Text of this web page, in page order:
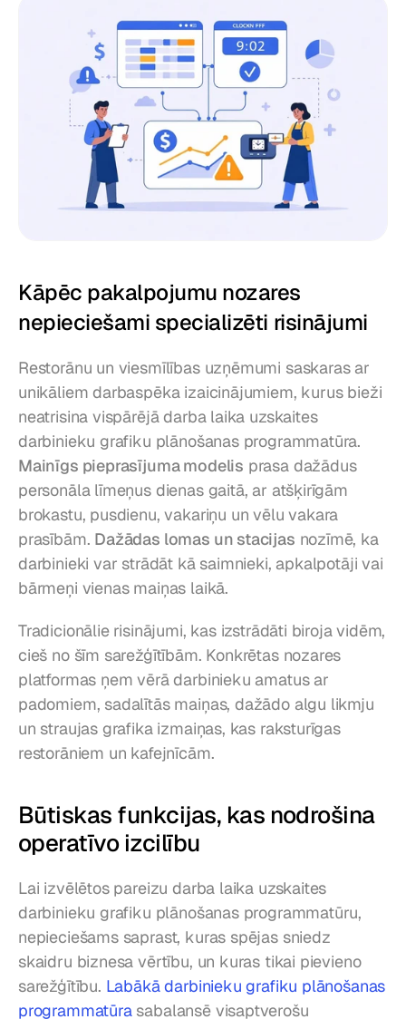
Kāpēc pakalpojumu nozares
nepieciešami specializēti risinājumi
Restorānu un viesmīlības uzņēmumi saskaras ar
unikāliem darbaspēka izaicinājumiem, kurus bieži
neatrisina vispārējā darba laika uzskaites
Mainīgs pieprasījuma modelis prasa dažādus
personāla līmeņus dienas gaitā, ar atšķirīgām
brokastu, pusdienu, vakariņu un vēlu vakara
prasībām. Dažādas lomas un stacijas nozīmē, ka
darbinieki var strādāt kā saimnieki, apkalpotāji vai
bārmeņi vienas maiņas laikā.
Tradicionālie risinājumi, kas izstrādāti biroja vidēm,
cieš no šīm sarežģītībām. Konkrētas nozares
platformas ņem vērā darbinieku amatus ar
padomiem, sadalītās maiņas, dažādo algu likmju
un straujas grafika izmaiņas, kas raksturīgas
restorāniem un kafejnīcām.
Būtiskas funkcijas, kas nodrošina
operatīvo izcilību
Lai izvēlētos pareizu darba laika uzskaites
darbinieku grafiku plānošanas programmatūru,
nepieciešams saprast, kuras spējas sniedz
skaidru biznesa vērtību, un kuras tikai pievieno
sarežģītību. Labākā darbinieku grafiku plānošanas
programmatūra sabalansē visaptverošu